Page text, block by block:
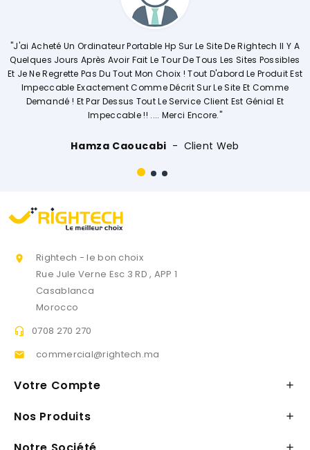
"J'ai Acheté Un Ordinateur Portable Hp Sur Le Site De Rightech Il Y A
Quelques Jours Après Avoir Fait Le Tour De Tous Les Sites Possibles
Et Je Ne Regrette Pas Du Tout Mon Choix ! Tout D'abord Le Produit Est
Impeccable Exactement Comme Décrit Sur Le Site Et Comme
Demandé ! Et Par Dessus Tout Le Service Client Est Génial Et
Impeccable !! .... Merci Encore."
Hamza Caoucabi Client Web

Rightech - le bon choix
Rue Jule Verne Esc 3 RD , APP 1
Casablanca
Morocco
 0708 270 270
 commercial@rightech.ma
Votre Compte 
Nos Produits 
